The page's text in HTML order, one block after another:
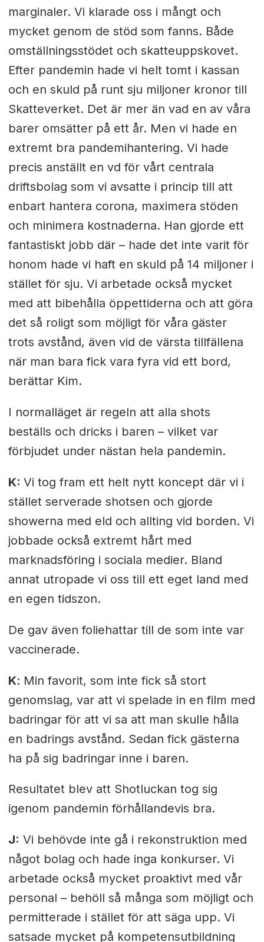
marginaler. Vi klarade oss i mångt och
mycket genom de stöd som fanns. Både
omställningsstödet och skatteuppskovet.
Efter pandemin hade vi helt tomt i kassan
och en skuld på runt sju miljoner kronor till
Skatteverket. Det är mer än vad en av våra
barer omsätter på ett år. Men vi hade en
extremt bra pandemihantering. Vi hade
precis anställt en vd för vårt centrala
driftsbolag som vi avsatte i princip till att
enbart hantera corona, maximera stöden
och minimera kostnaderna. Han gjorde ett
fantastiskt jobb där – hade det inte varit för
honom hade vi haft en skuld på 14 miljoner i
stället för sju. Vi arbetade också mycket
med att bibehålla öppettiderna och att göra
det så roligt som möjligt för våra gäster
trots avstånd, även vid de värsta tillfällena
när man bara fick vara fyra vid ett bord,
berättar Kim.
I normalläget är regeln att alla shots
beställs och dricks i baren – vilket var
förbjudet under nästan hela pandemin.
K: Vi tog fram ett helt nytt koncept där vi i
stället serverade shotsen och gjorde
showerna med eld och allting vid borden. Vi
jobbade också extremt hårt med
marknadsföring i sociala medier. Bland
annat utropade vi oss till ett eget land med
en egen tidszon.
De gav även foliehattar till de som inte var
vaccinerade.
K: Min favorit, som inte fick så stort
genomslag, var att vi spelade in en film med
badringar för att vi sa att man skulle hålla
en badrings avstånd. Sedan fick gästerna
ha på sig badringar inne i baren.
Resultatet blev att Shotluckan tog sig
igenom pandemin förhållandevis bra.
J: Vi behövde inte gå i rekonstruktion med
något bolag och hade inga konkurser. Vi
arbetade också mycket proaktivt med vår
personal – behöll så många som möjligt och
permitterade i stället för att säga upp. Vi
satsade mycket på kompetensutbildning